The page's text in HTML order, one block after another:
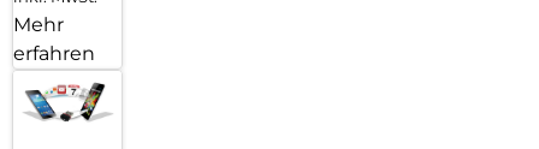
Mehr
erfahren